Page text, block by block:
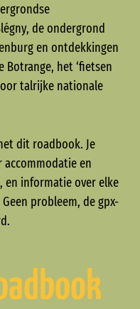
de ondergrond
en ontdekkingen
het ‘fietsen
talrijke nationale
dit roadbook. Je
accommodatie en
en informatie over elke
probleem, de gpx-